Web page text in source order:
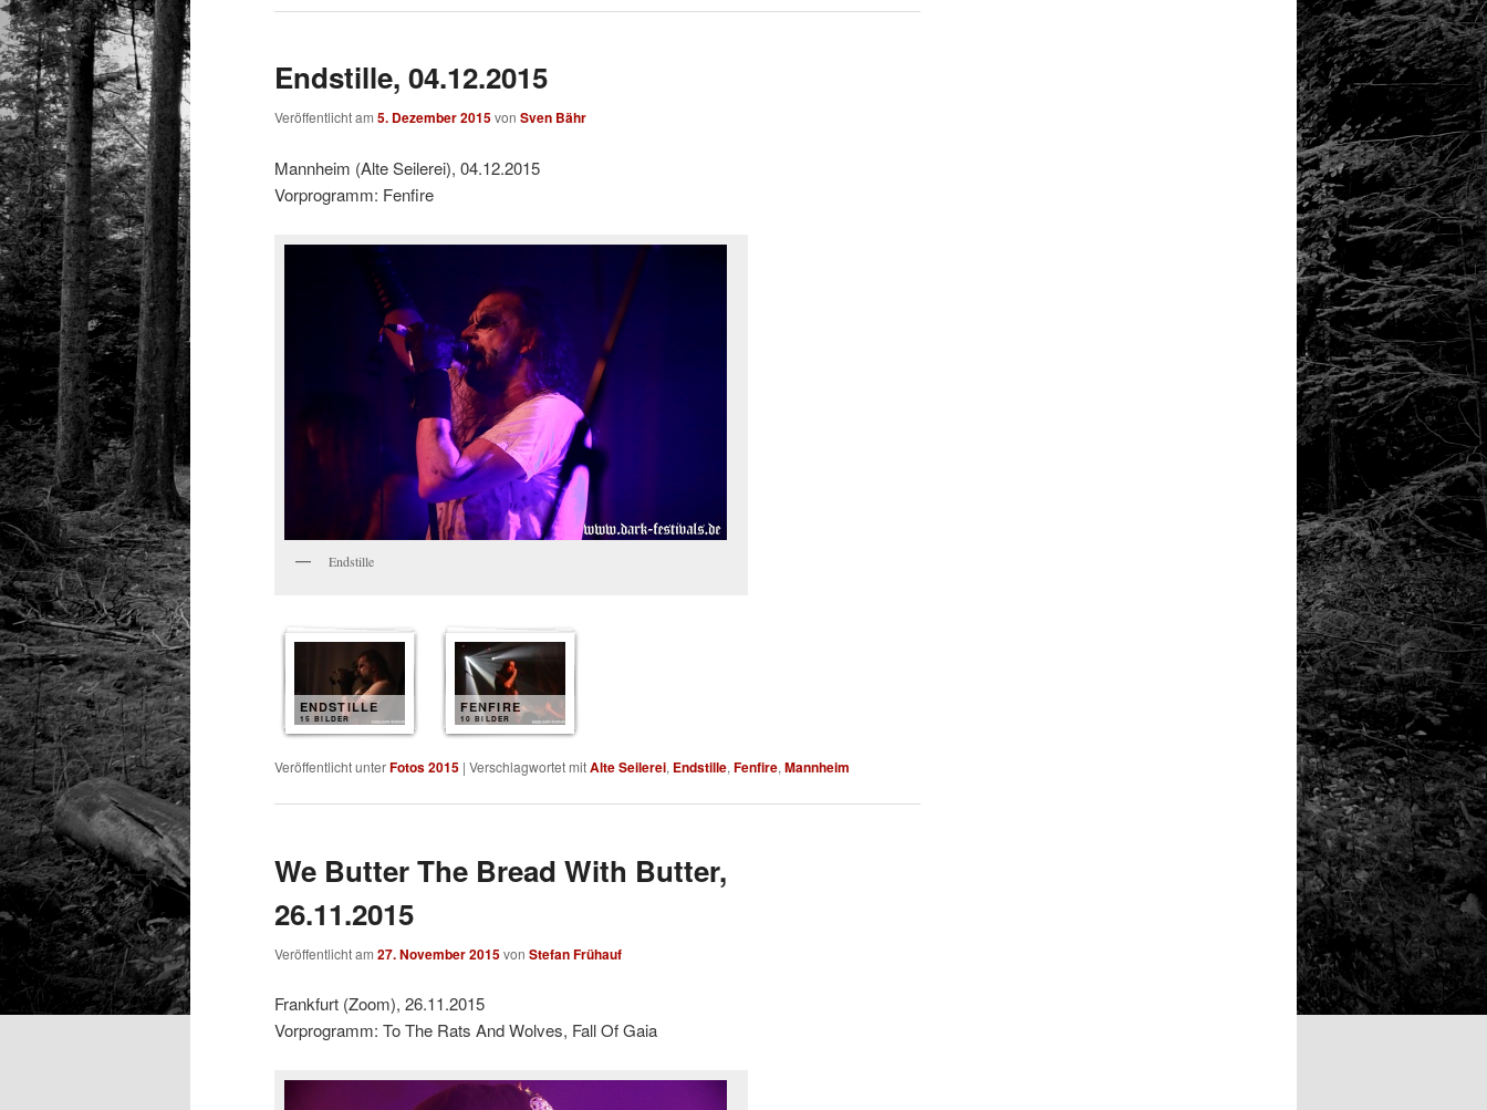
Endstille, 04.12.2015
Veröffentlicht am 5. Dezember 2015von Sven Bähr
Mannheim (Alte Seilerei), 04.12.2015
Vorprogramm: Fenfire
Endstille
ENDSTILLE
15 BILDER
FENFIRE
10 BILDER
Veröffentlicht unterFotos 2015 | Verschlagwortet mitAlte Seilerei, Endstille, Fenfire, Mannheim
We Butter The Bread With Butter,
26.11.2015
Veröffentlicht am 27. November 2015von Stefan Frühauf
Frankfurt (Zoom), 26.11.2015
Vorprogramm: To The Rats And Wolves, Fall Of Gaia